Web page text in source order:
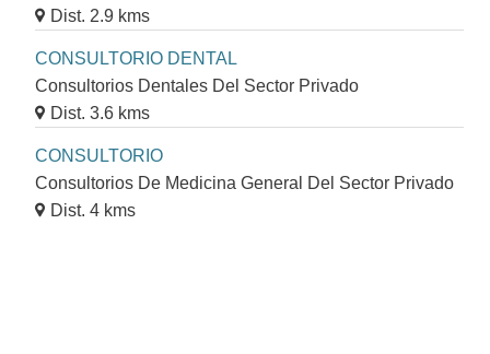
Dist. 2.9 kms
CONSULTORIO DENTAL
Consultorios Dentales Del Sector Privado
Dist. 3.6 kms
CONSULTORIO
Consultorios De Medicina General Del Sector Privado
Dist. 4 kms